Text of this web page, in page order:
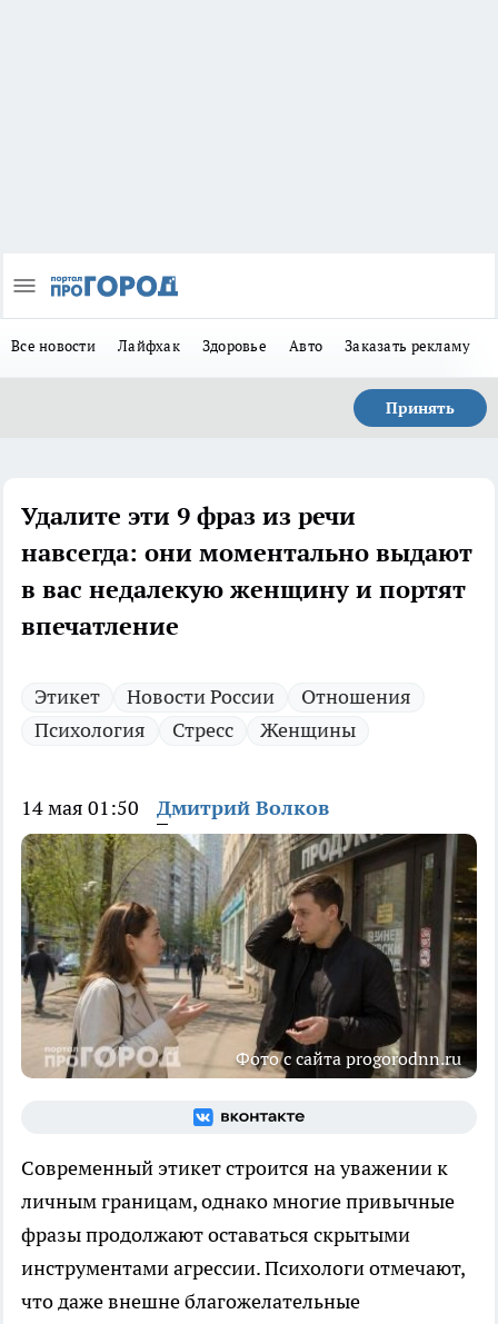
Все новости Лайфхак Здоровье Авто Заказать рекламу
Принять
Удалите эти 9 фраз из речи
навсегда: они моментально выдают
в вас недалекую женщину и портят
впечатление
Этикет Новости России
Отношения
Психология
Стресс Женщины
14 мая 01:50 Дмитрий Волков
Фото с сайта progorodnn.ru
Современный этикет строится на уважении к
личным границам, однако многие привычные
фразы продолжают оставаться скрытыми
инструментами агрессии. Психологи отмечают,
что даже внешне благожелательные